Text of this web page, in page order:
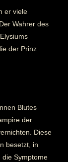
er viele
Wahrer des
der Prinz
Blutes
der
Diese
besetzt, in
die Symptome